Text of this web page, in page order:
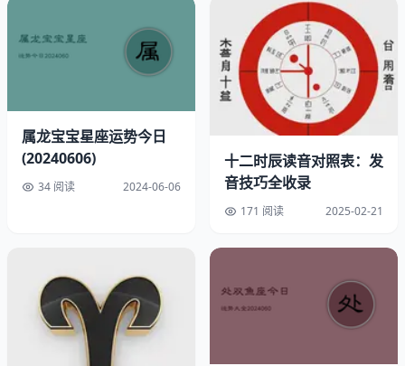
2025年天秤座主要行星运行轨迹示意图
一、事业转折点：3月要做的关键决策
3月9日太阳合相木星那天，
78%的天秤座会收到重要工作
。但要注意4月17日水星开始逆行，签合同务必避开这
月份 吉日
注意事项
9日/21日
避免冲动跳槽
团队重组预警
属龙宝宝星座运势今日
(20240606)
34 阅读 2024-06-06
十二时辰读音对照表：发
音技巧全收录
171 阅读 2025-02-21